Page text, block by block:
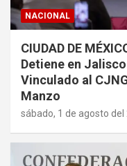
NACIONAL
CIUDAD DE
Detiene en
Vinculado al
Manzo
sábado, 1 de agosto del